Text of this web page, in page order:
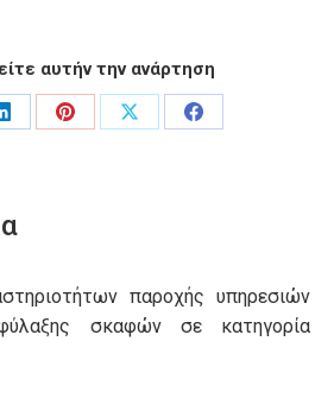
αυτήν την ανάρτηση
Share
Share
Share
Share
παροχής υπηρεσιών
σκαφών σε κατηγορία